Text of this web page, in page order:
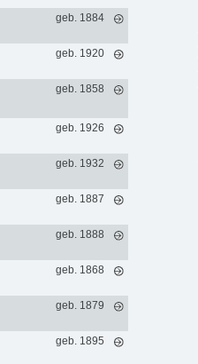
geb. 1884
geb. 1920
geb. 1858
geb. 1926
geb. 1932
geb. 1887
geb. 1888
geb. 1868
geb. 1879
geb. 1895